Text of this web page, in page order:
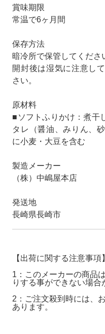
賞味期限
常温で6ヶ月間
保存方法
暗冷所で保管してくださ
開封後は湿気に注意し
さい。
原材料
■ソフトふりかけ：煮干
タレ（醤油、みりん、
に小麦・大豆を含む
製造メーカー
（株）中嶋屋本店
発送地
長崎県長崎市
【出荷に関する注意事項】
1：このメーカーの商品
りする事ができない場合
2：ご注文殺到時には、
あります。